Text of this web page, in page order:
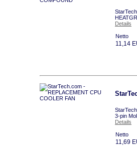
Details
Netto
11,14
3-pin
Details
Netto
11,69